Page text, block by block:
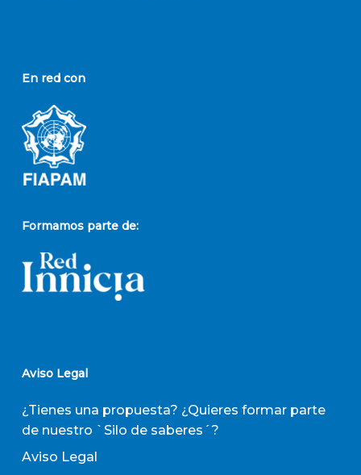
En red con
Formamos parte de:
Aviso Legal
¿Tienes una propuesta? ¿Quieres formar parte
de nuestro `Silo de saberes´?
Aviso Legal